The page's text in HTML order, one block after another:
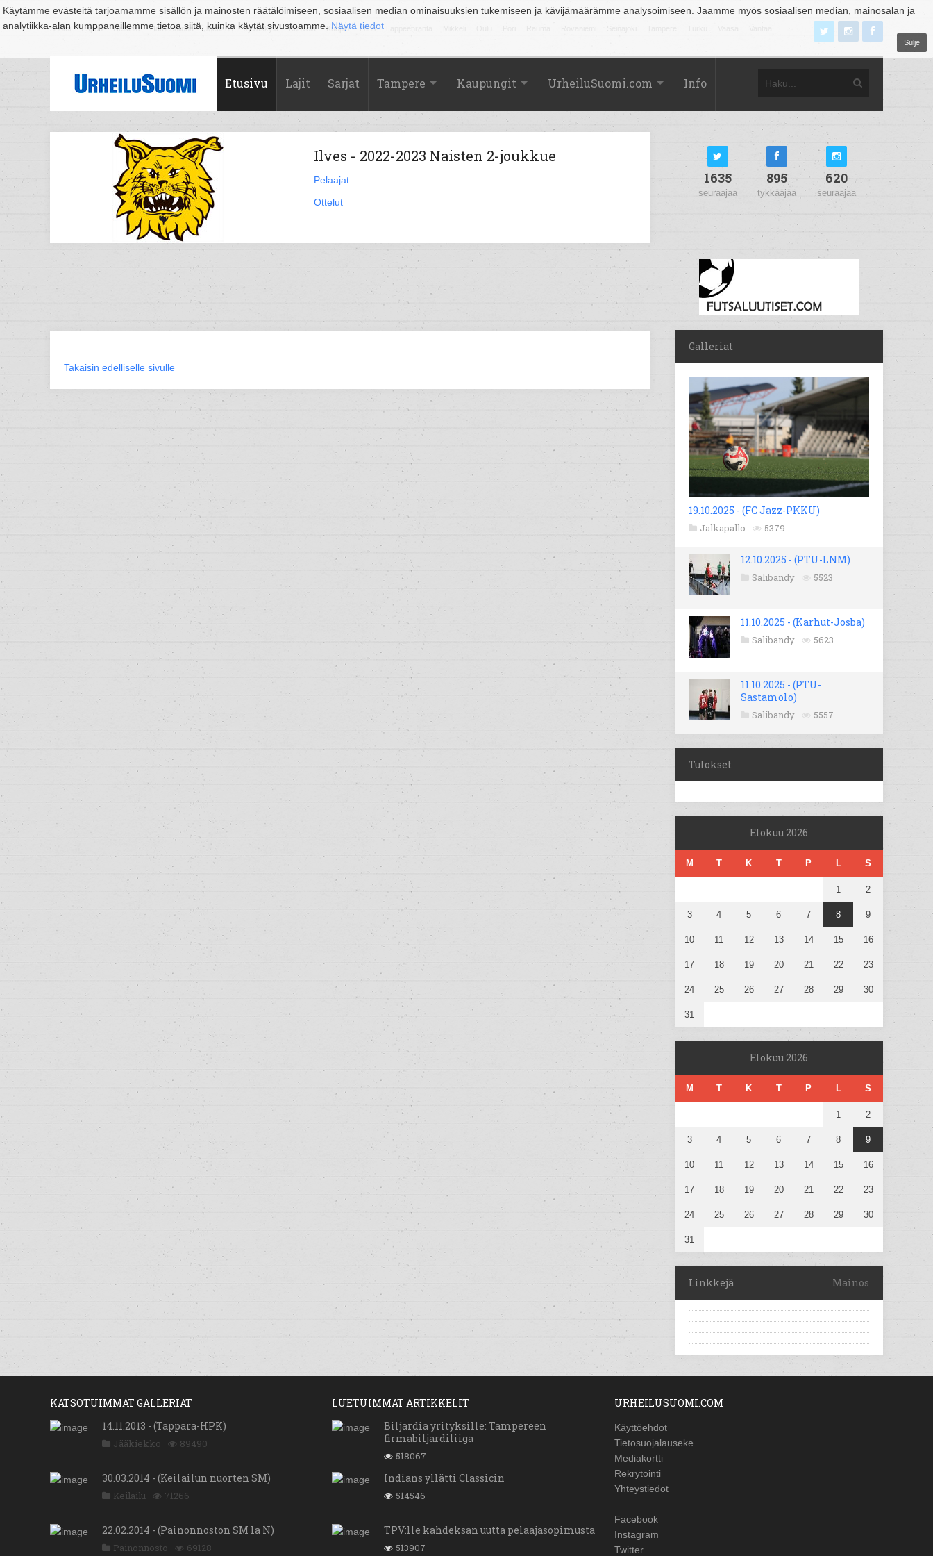
Käytämme evästeitä tarjoamamme sisällön ja mainosten räätälöimiseen, sosiaalisen median ominaisuuksien tukemiseen ja kävijämäärämme analysoimiseen. Jaamme myös sosiaalisen median, mainosalan ja
analytiikka-alan kumppaneillemme tietoa siitä, kuinka käytät sivustoamme. Näytä tiedot
Sulje
Suomi Espoo Helsinki Hämeenlinna Joensuu Jyväskylä Kouvola Kuopio Lahti
Etusivu Lajit Sarjat Tampere Kaupungit UrheiluSuomi.com Info
Ilves - 2022-2023 Naisten 2-joukkue
Pelaajat
Ottelut
Takaisin edelliselle sivulle
1635
seuraajaa
895
tykkääjää
620
seuraajaa
Galleriat
19.10.2025 - (FC Jazz-PKKU)
Jalkapallo 5379
12.10.2025 - (PTU-LNM)
Salibandy 5523
11.10.2025 - (Karhut-Josba)
Salibandy 5623
11.10.2025 - (PTU-
Sastamolo)
Salibandy 5557
Tulokset
Elokuu 2026
M T K T P L S
1 2
3 4 5 6 7 8 9
10 11 12 13 14 15 16
17 18 19 20 21 22 23
24 25 26 27 28 29 30
31
Elokuu 2026
M T K T P L S
1 2
3 4 5 6 7 8 9
10 11 12 13 14 15 16
17 18 19 20 21 22 23
24 25 26 27 28 29 30
31
Linkkejä Mainos
KATSOTUIMMAT GALLERIAT
14.11.2013 - (Tappara-HPK)
Jääkiekko 89490
30.03.2014 - (Keilailun nuorten SM)
Keilailu 71266
22.02.2014 - (Painonnoston SM la N)
Painonnosto 69128
LUETUIMMAT ARTIKKELIT
Biljardia yrityksille: Tampereen
firmabiljardiliiga
518067
Indians yllätti Classicin
514546
TPV:lle kahdeksan uutta pelaajasopimusta
513907
URHEILUSUOMI.COM
Käyttöehdot
Tietosuojalauseke
Mediakortti
Rekrytointi
Yhteystiedot
Facebook
Instagram
Twitter